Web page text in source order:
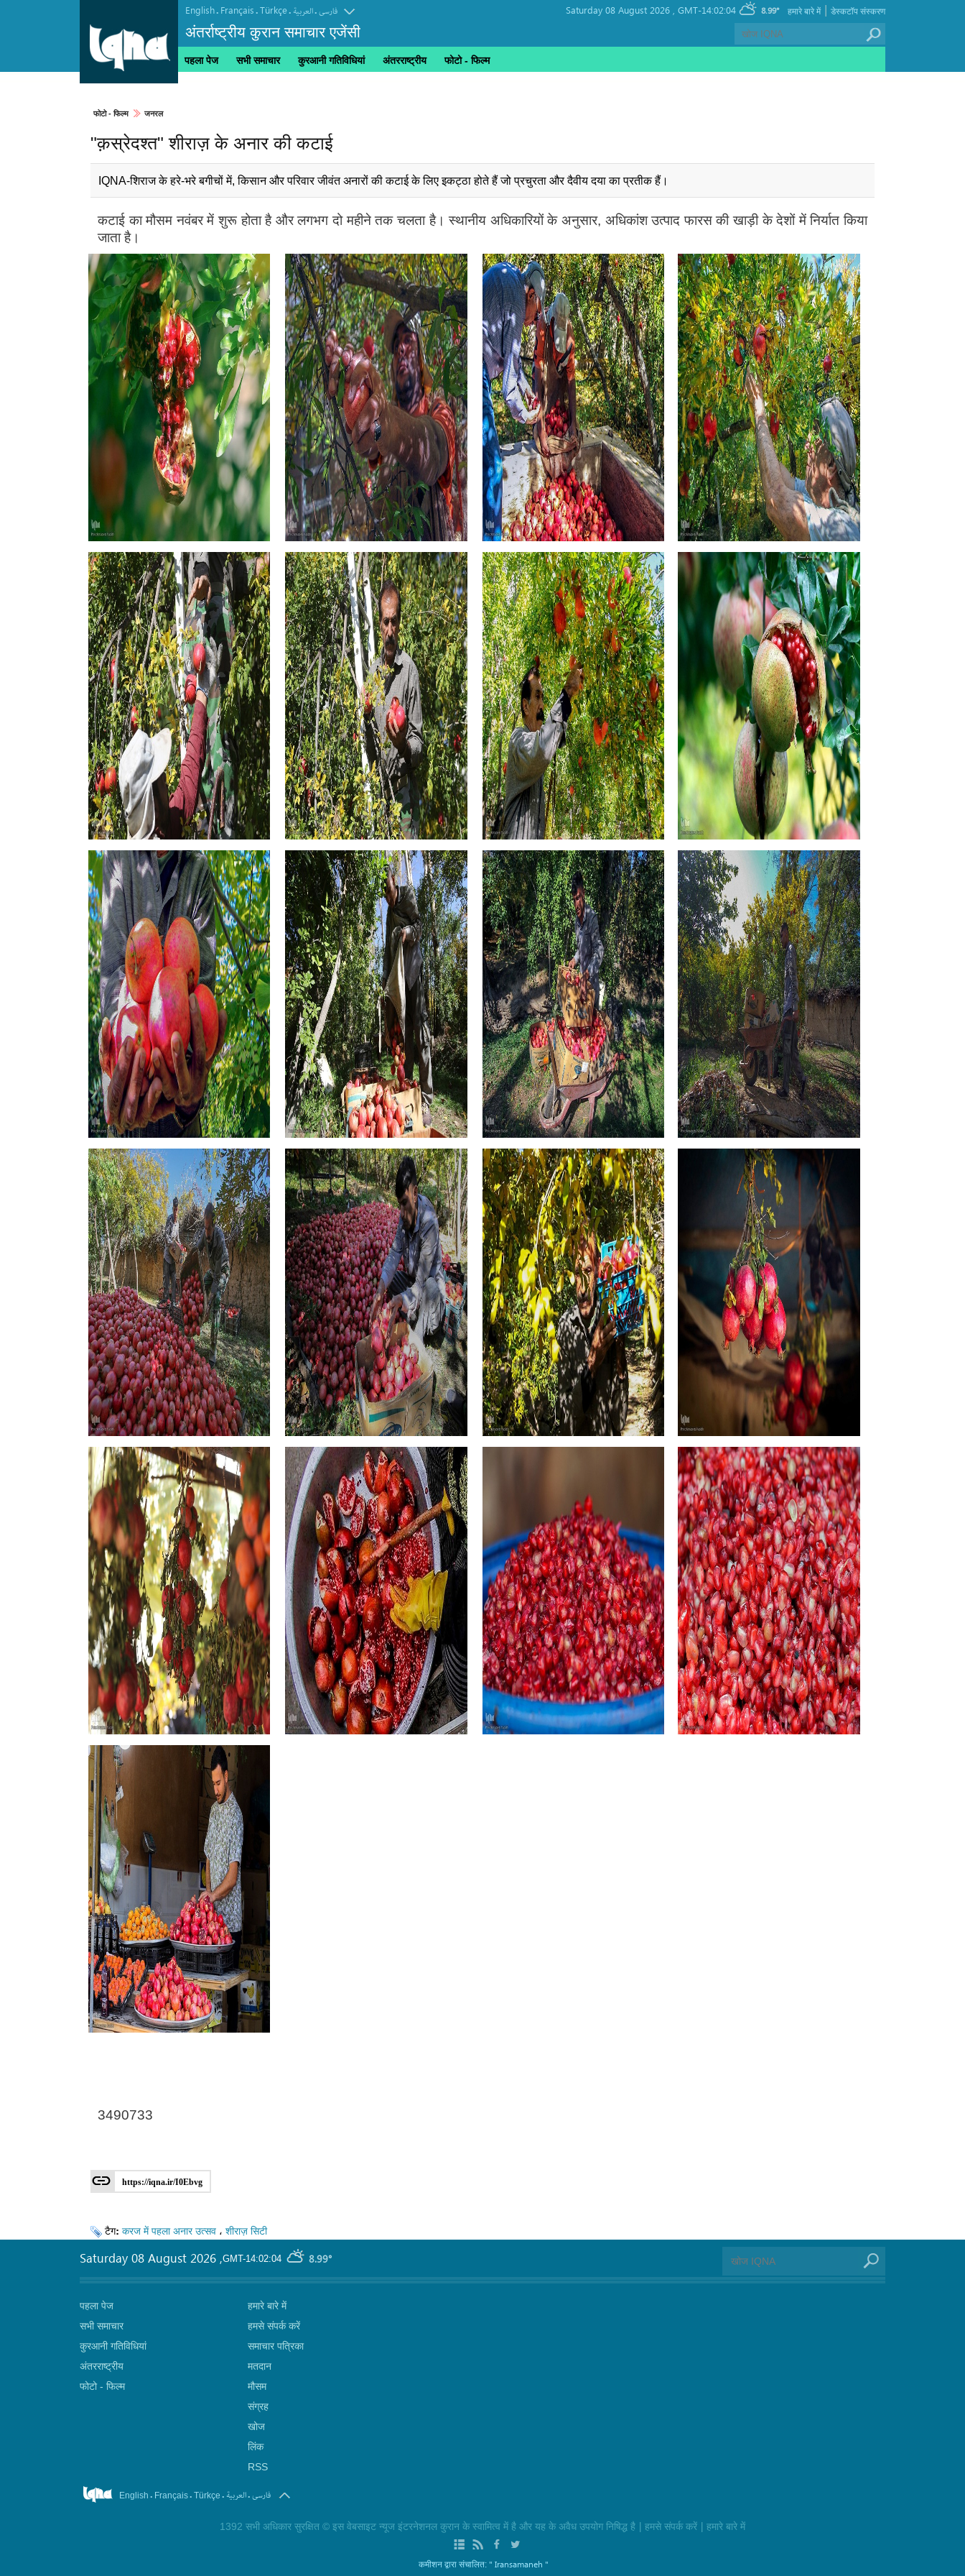
English. Français.Türkçe. العربیة.فارسی
अंतर्राष्ट्रीय कुरान समाचार एजेंसी
Saturday 08 August 2026 , GMT-14:02:04 8.99° डेस्कटॉप संस्करण
|
हमारे बारे में
पहला पेज सभी समाचार कुरआनी गतिविधियां अंतरराष्ट्रीय फोटो - फिल्म
फोटो - फिल्म जनरल
"क़स्रेदश्त" शीराज़ के अनार की कटाई
IQNA-शिराज के हरे-भरे बगीचों में, किसान और परिवार जीवंत अनारों की कटाई के लिए इकट्ठा होते हैं जो प्रचुरता और दैवीय दया का प्रतीक हैं।
कटाई का मौसम नवंबर में शुरू होता है और लगभग दो महीने तक चलता है। स्थानीय अधिकारियों के अनुसार, अधिकांश उत्पाद फारस की खाड़ी के देशों में निर्यात किया
जाता है।
3490733
https://iqna.ir/I0Ebvg
टैग: करज में पहला अनार उत्सव ، शीराज़ सिटी
GMT-14:02:04 8.99°
Saturday 08 August 2026 ,
पहला पेज
सभी समाचार
कुरआनी गतिविधियां
अंतरराष्ट्रीय
फोटो - फिल्म
हमारे बारे में
हमसे संपर्क करें
समाचार पत्रिका
मतदान
मौसम
संग्रह
खोज
लिंक
RSS
English . Français. Türkçe . العربیة.فارسی
1392 सभी अधिकार सुरक्षित © इस वेबसाइट न्यूज इंटरनेशनल कुरान के स्वामित्व में है और यह के अवैध उपयोग निषिद्ध है | हमसे संपर्क करें | हमारे बारे में
कमीशन द्वारा संचालित: " Iransamaneh "